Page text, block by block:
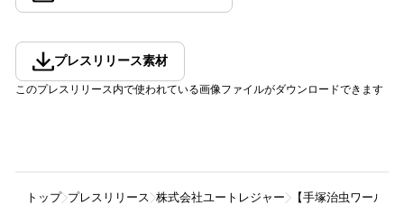
プレスリリース素材
このプレスリリース内で使われている画像ファイルがダウンロードできます
トップ プレスリリース 株式会社ユートレジャー 【手塚治虫ワール